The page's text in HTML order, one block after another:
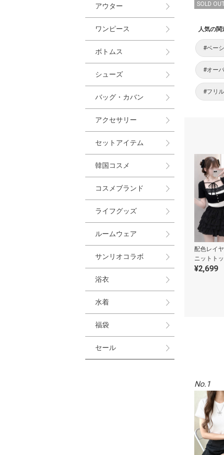
アウター
ワンピース
ボトムス
シューズ
バッグ・カバン
アクセサリー
セットアイテム
韓国コスメ
コスメブランド
ライフグッズ
ルームウェア
サンリオコラボ
浴衣
水着
福袋
セール
SOLD
人気の関
#ベー
#オー
#フリ
配色レイ
ニットト
¥2,699
No.1